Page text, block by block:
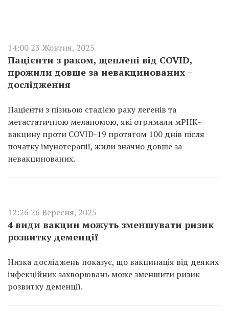
14:00 23 Жовтня, 2025
Пацієнти з раком, щеплені від COVID,
прожили довше за невакцинованих –
дослідження
Пацієнти з пізньою стадією раку легенів та
метастатичною меланомою, які отримали мРНК-
вакцину проти COVID-19 протягом 100 днів після
початку імунотерапії, жили значно довше за
невакцинованих.
12:26 26 Вересня, 2025
4 види вакцин можуть зменшувати ризик
розвитку деменції
Низка досліджень показує, що вакцинація від деяких
інфекційних захворювань може зменшити ризик
розвитку деменції.